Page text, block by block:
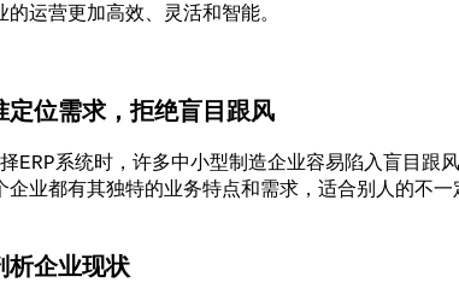
的运营更加高效、灵活和智能。
定位需求，拒绝盲目跟风
系统时，许多中小型制造企业容易陷入盲目跟风
企业都有其独特的业务特点和需求，适合别人的不
析企业现状